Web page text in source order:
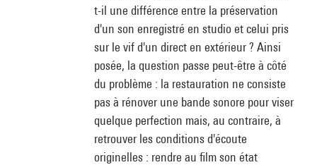
t-il une différence entre la préservation
d'un son enregistré en studio et celui pris
sur le vif d'un direct en extérieur ? Ainsi
posée, la question passe peut-être à côté
du problème : la restauration ne consiste
pas à rénover une bande sonore pour viser
quelque perfection mais, au contraire, à
retrouver les conditions d'écoute
originelles : rendre au film son état